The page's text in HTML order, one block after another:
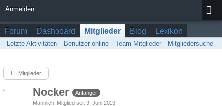
Anmelden
Forum Dashboard Mitglieder Blog Lexikon
Letzte Aktivitäten Benutzer online Team-Mitglieder Mitgliedersuche
Mitglieder
Nocker
Anfänger
Männlich Mitglied seit 9. Juni 2013